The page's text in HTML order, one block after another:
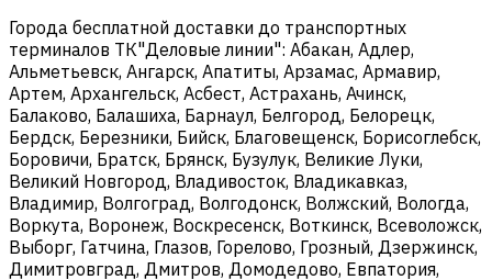
Города бесплатной доставки до транспортных
терминалов ТК"Деловые линии": Абакан, Адлер,
Альметьевск, Ангарск, Апатиты, Арзамас, Армавир,
Артем, Архангельск, Асбест, Астрахань, Ачинск,
Балаково, Балашиха, Барнаул, Белгород, Белорецк,
Бердск, Березники, Бийск, Благовещенск, Борисоглебск,
Боровичи, Братск, Брянск, Бузулук, Великие Луки,
Великий Новгород, Владивосток, Владикавказ,
Владимир, Волгоград, Волгодонск, Волжский, Вологда,
Воркута, Воронеж, Воскресенск, Воткинск, Всеволожск,
Выборг, Гатчина, Глазов, Горелово, Грозный, Дзержинск,
Димитровград, Дмитров, Домодедово, Евпатория,